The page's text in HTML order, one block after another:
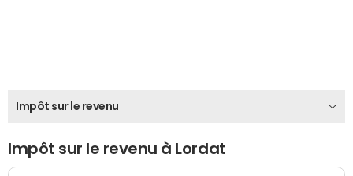
Impôt sur le revenu
Impôt sur le revenu à Lordat